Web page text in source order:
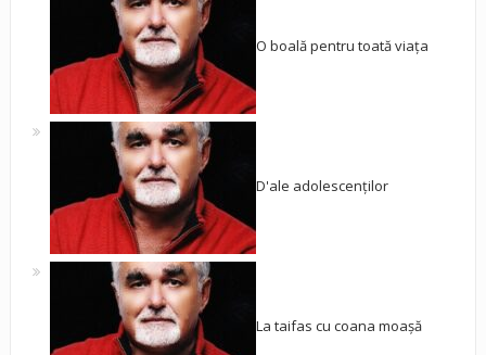
O boală pentru toată viața
D'ale adolescenților
La taifas cu coana moașă